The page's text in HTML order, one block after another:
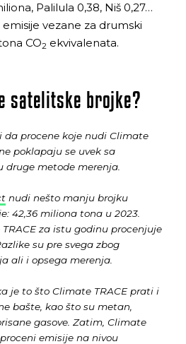
Palilula 0,38, Niš 0,27…
vezane za drumski
CO2 ekvivalenata.
satelitske brojke?
da procene koje nudi Climate
poklapaju se uvek sa
metode merenja.
nudi nešto manju brojku
42,36 miliona tona u 2023.
za istu godinu procenjuje
su pre svega zbog
ali i opsega merenja.
je to što Climate TRACE prati i
bašte, kao što su metan,
gasove. Zatim, Climate
emisije na nivou